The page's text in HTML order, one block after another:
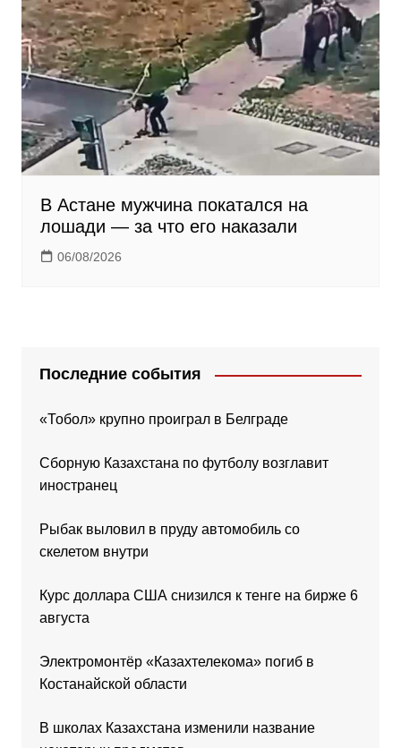
В Астане мужчина покатался на
лошади — за что его наказали
06/08/2026
Последние события
«Тобол» крупно проиграл в Белграде
Сборную Казахстана по футболу возглавит
иностранец
Рыбак выловил в пруду автомобиль со
скелетом внутри
Курс доллара США снизился к тенге на бирже 6
августа
Электромонтёр «Казахтелекома» погиб в
Костанайской области
В школах Казахстана изменили название